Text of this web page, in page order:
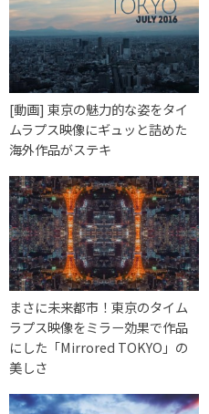
[動画] 東京の魅力的な姿をタイ
ムラプス映像にギュッと詰めた
海外作品がステキ
まさに未来都市！東京のタイム
ラプス映像をミラー効果で作品
にした「Mirrored TOKYO」の
美しさ